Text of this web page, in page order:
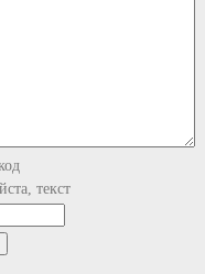
текст